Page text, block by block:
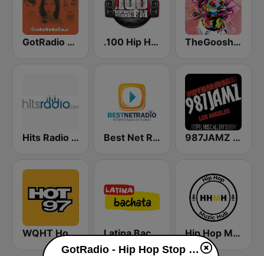
GotRadio - Throwback Jamz .100 Hip Hop and RNB.FM TheGoosh Radio - R&B
Hits Radio Hip Hop / RnB Best Net Radio - R&B 987JAMZ HipHop N' R&B Plus Afro Beats 24/7
WQHT Hot 97 FM Latina Bachata Hip Hop Muzic Hub
GotRadio - Hip Hop Stop direkte